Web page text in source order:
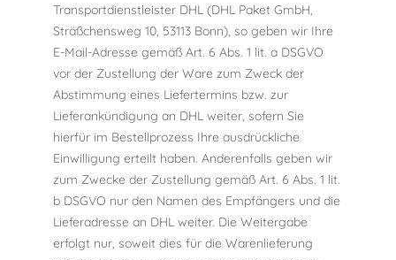
Transportdienstleister DHL (DHL Paket GmbH,
Sträßchensweg 10, 53113 Bonn), so geben wir Ihre
E-Mail-Adresse gemäß Art. 6 Abs. 1 lit. a DSGVO
vor der Zustellung der Ware zum Zweck der
Abstimmung eines Liefertermins bzw. zur
Lieferankündigung an DHL weiter, sofern Sie
hierfür im Bestellprozess Ihre ausdrückliche
Einwilligung erteilt haben. Anderenfalls geben wir
zum Zwecke der Zustellung gemäß Art. 6 Abs. 1 lit.
b DSGVO nur den Namen des Empfängers und die
Lieferadresse an DHL weiter. Die Weitergabe
erfolgt nur, soweit dies für die Warenlieferung